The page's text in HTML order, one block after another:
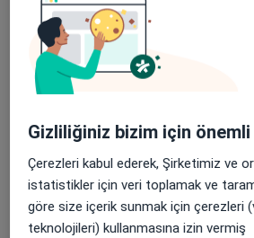
Genel cerrahi
Darülaceze Caddesi 14/1,
Özel Türkiye Gazetesi Hastanesi
Gizliliğiniz bizim için önemli
Çerezleri kabul ederek, Şirketimiz ve
istatistikler için veri toplamak ve
göre size içerik sunmak için çerezleri
teknolojileri) kullanmasına izin vermiş